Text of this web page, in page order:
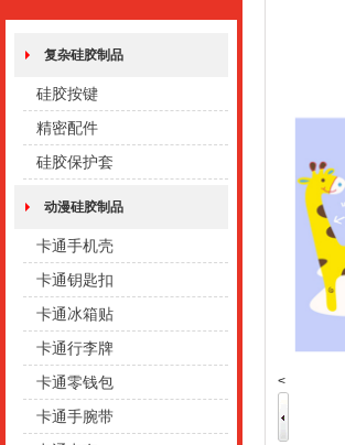
复杂硅胶制品
硅胶按键
精密配件
硅胶保护套
动漫硅胶制品
卡通手机壳
卡通钥匙扣
卡通冰箱贴
卡通行李牌
卡通零钱包
卡通手腕带
<